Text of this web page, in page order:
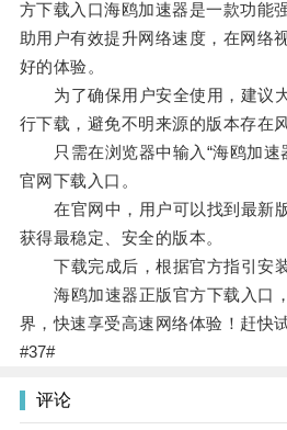
方下载入口海鸥加速器是一款功能
助用户有效提升网络速度，在网络
好的体验。
为了确保用户安全使用，建议
行下载，避免不明来源的版本存在风
只需在浏览器中输入“海鸥加速
官网下载入口。
在官网中，用户可以找到最新
获得最稳定、安全的版本。
下载完成后，根据官方指引安装
海鸥加速器正版官方下载入口
界，快速享受高速网络体验！赶快
#37#
评论